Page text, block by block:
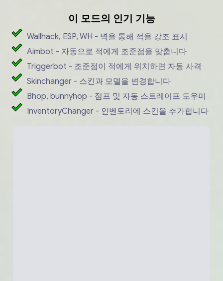
이 모드의 인기 기능
Wallhack, ESP, WH - 벽을 통해 적을 강조 표시
Aimbot - 자동으로 적에게 조준점을 맞춥니다
Triggerbot - 조준점이 적에게 위치하면 자동 사격
Skinchanger - 스킨과 모델을 변경합니다
Bhop, bunnyhop - 점프 및 자동 스트레이프 도우미
InventoryChanger - 인벤토리에 스킨을 추가합니다